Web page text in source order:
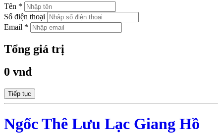
Tên *
Số điện thoại
Email *
Tổng giá trị
0 vnđ
Tiếp tục
Ngốc Thê Lưu Lạc Giang Hồ